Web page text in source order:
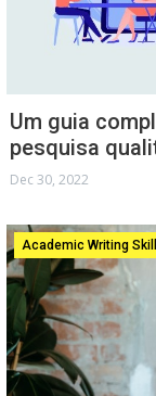
Um guia
pesquisa
Dec 30, 2022
Academic Writing